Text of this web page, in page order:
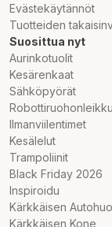
Evästekäytännöt
Tuotteiden
Suosittua nyt
Aurinkotuolit
Kesärenkaat
Sähköpyörät
Ilmanviilentimet
Kesälelut
Trampoliinit
Black Friday 2026
Inspiroidu
Kärkkäisen
Kärkkäisen Kone